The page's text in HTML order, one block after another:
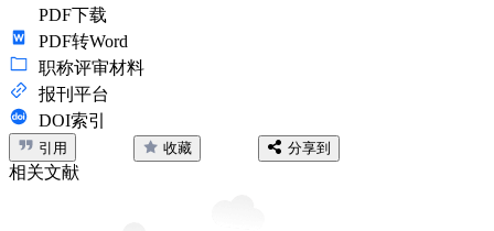
PDF下载
PDF转Word
职称评审材料
报刊平台
DOI索引
引用 收藏 分享到
相关文献